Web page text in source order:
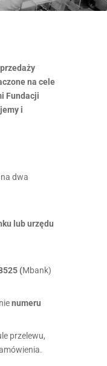
na cele
Fundacji
i
dwa
lub urzędu
(Mbank)
numeru
przelewu,